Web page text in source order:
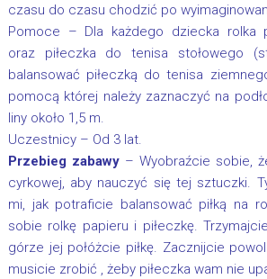
czasu do czasu chodzić po
Pomoce – Dla każdego dziecka rolka
oraz piłeczka do tenisa stołowego
balansować piłeczką do tenisa
pomocą której należy zaznaczyć na
liny około 1,5 m.
Uczestnicy – Od 3 lat.
Przebieg zabawy– Wyobraźcie sobie,
cyrkowej, aby nauczyć się tej sztuczki.
mi, jak potraficie balansować piłką na
sobie rolkę papieru i piłeczkę.
górze jej połóżcie piłkę. Zacznijcie
musicie zrobić , żeby piłeczka wam nie